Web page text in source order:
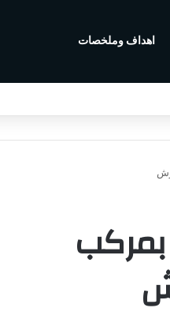
اهداف وملخصات